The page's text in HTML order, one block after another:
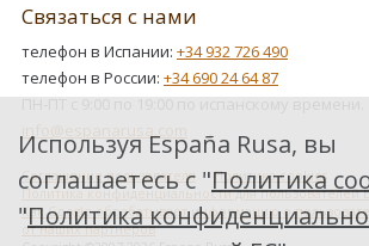
Связаться с нами
телефон в Испании: +34 932 726 490
телефон в России: +34 690 24 64 87
ПН-ПТ с 9:00 по 19:00 по испанскому времени.
info@espanarusa.com
Соглашение пользователя
Политика cookies
Политика конфиденциальности для пользователей
Как Google обрабатывает информацию о
от наших партнеров
Используя España Rusa, вы
соглашаетесь с "Политика
"Политика